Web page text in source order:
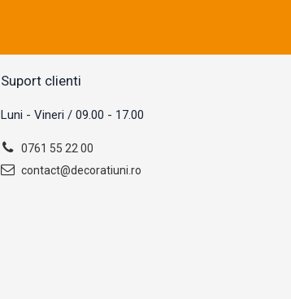
Suport clienti
Luni - Vineri / 09.00 - 17.00
0761 55 22 00
contact@decoratiuni.ro